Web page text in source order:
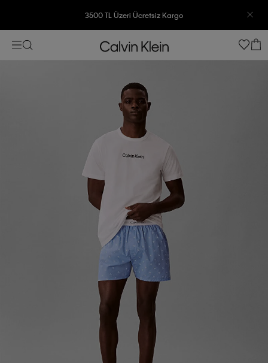
3500 TL Üzeri Ücretsiz Kargo
7500 TL Ve Üzeri Alışverişlerinizde 6 Taksit İmkanı